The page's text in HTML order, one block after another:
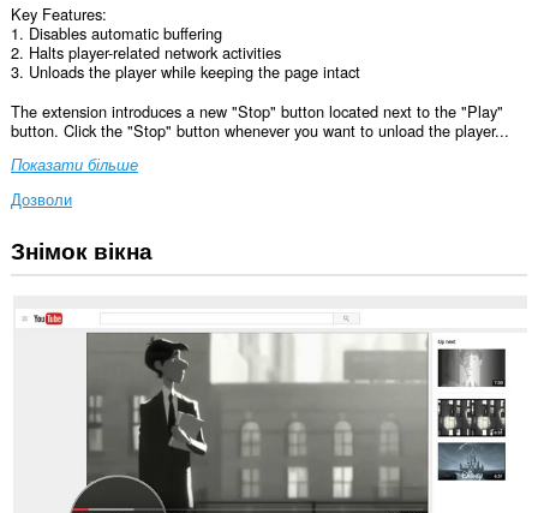
Key Features:
1. Disables automatic buffering
2. Halts player-related network activities
3. Unloads the player while keeping the page intact
The extension introduces a new "Stop" button located next to the "Play"
button. Click the "Stop" button whenever you want to unload the player...
Показати більше
Дозволи
Це
розширення
отримувати
доступ
Знімок вікна